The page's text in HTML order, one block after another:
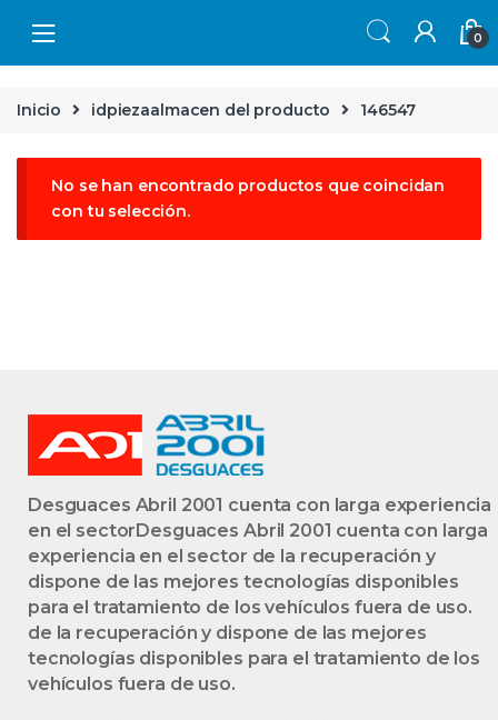
0
Inicio idpiezaalmacen del producto 146547
No se han encontrado productos que coincidan
con tu selección.
Desguaces Abril 2001 cuenta con larga experiencia
en el sectorDesguaces Abril 2001 cuenta con larga
experiencia en el sector de la recuperación y
dispone de las mejores tecnologías disponibles
para el tratamiento de los vehículos fuera de uso.
de la recuperación y dispone de las mejores
tecnologías disponibles para el tratamiento de los
vehículos fuera de uso.